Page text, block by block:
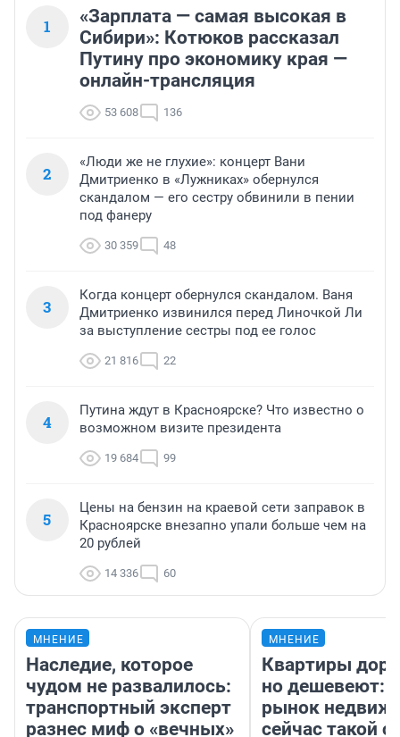
1
«Зарплата — самая высокая в
Сибири»: Котюков рассказал
Путину про экономику края —
онлайн-трансляция
53 608 136
2
«Люди же не глухие»: концерт Вани
Дмитриенко в «Лужниках» обернулся
скандалом — его сестру обвинили в пении
под фанеру
30 359 48
3
Когда концерт обернулся скандалом. Ваня
Дмитриенко извинился перед Линочкой Ли
за выступление сестры под ее голос
21 816 22
4
Путина ждут в Красноярске? Что известно о
возможном визите президента
19 684 99
5
Цены на бензин на краевой сети заправок в
Красноярске внезапно упали больше чем на
20 рублей
14 336 60
МНЕНИЕ
Наследие, которое
чудом не развалилось:
транспортный эксперт
разнес миф о «вечных»
МНЕНИЕ
Квартиры
но дешевеют:
рынок
сейчас такой